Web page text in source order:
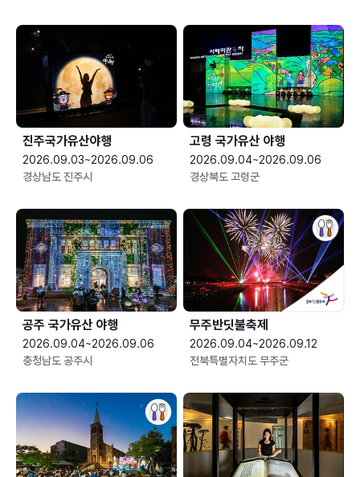
진주국가유산야행
2026.09.03~2026.09.06
경상남도 진주시
고령 국가유산 야행
2026.09.04~2026.09.06
경상북도 고령군
공주 국가유산 야행
2026.09.04~2026.09.06
충청남도 공주시
무주반딧불축제
2026.09.04~2026.09.12
전북특별자치도 무주군